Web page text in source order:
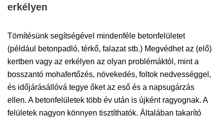
erkélyen
Tömítésünk segítségével mindenféle betonfelületet
(például betonpadló, térkő, falazat stb.) Megvédhet az (elő)
kertben vagy az erkélyen az olyan problémáktól, mint a
bosszantó mohafertőzés, növekedés, foltok nedvességgel,
és időjárásállóvá tegye őket az eső és a napsugárzás
ellen. A betonfelületek több év után is újként ragyognak. A
felületek nagyon könnyen tisztíthatók. Általában takarító